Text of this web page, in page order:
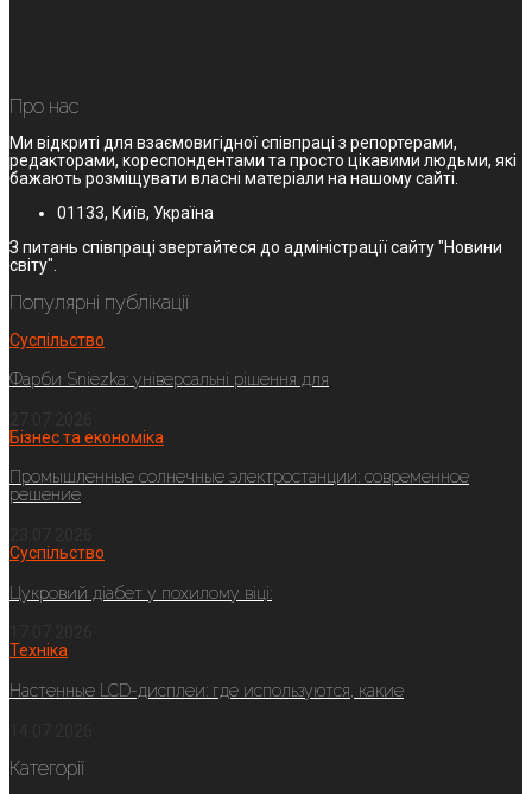
Про нас
Ми відкриті для взаємовигідної співпраці з репортерами,
редакторами, кореспондентами та просто цікавими людьми, які
бажають розміщувати власні матеріали на нашому сайті.
01133, Київ, Україна
З питань співпраці звертайтеся до адміністрації сайту "Новини
світу".
Популярні публікації
Суспільство
Фарби Sniezka: універсальні рішення для
Бізнес та економіка
Промышленные солнечные электростанции: современное
решение
Суспільство
Цукровий діабет у похилому віці:
Техніка
Настенные LCD-дисплеи: где используются, какие
Категорії